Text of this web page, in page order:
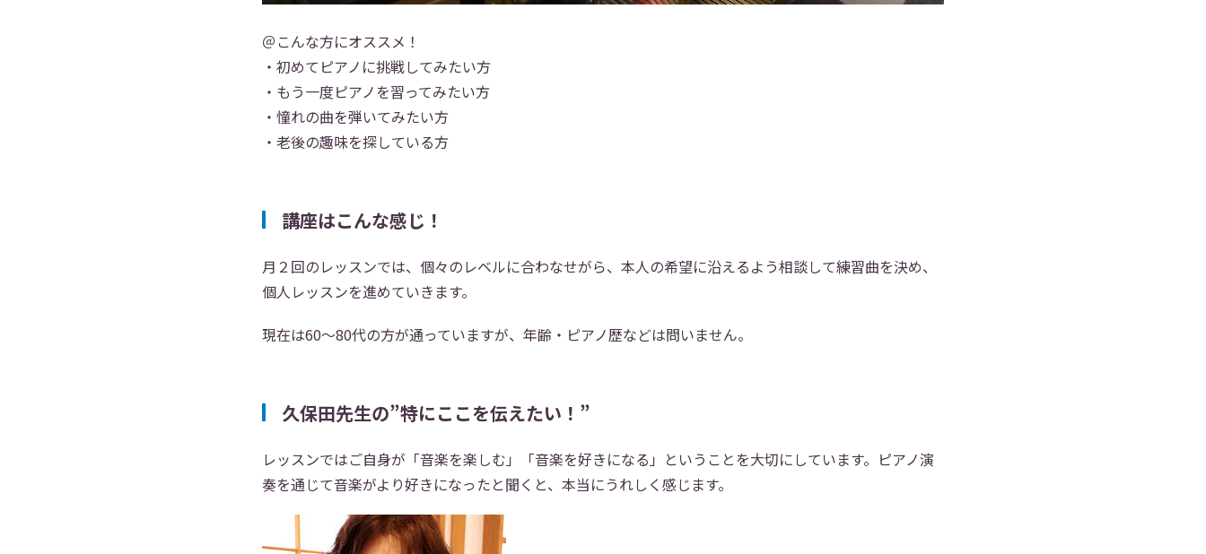
＠こんな方にオススメ！
・初めてピアノに挑戦してみたい方
・もう一度ピアノを習ってみたい方
・憧れの曲を弾いてみたい方
・老後の趣味を探している方
講座はこんな感じ！
月２回のレッスンでは、個々のレベルに合わなせがら、本人の希望に沿えるよう相談して練習曲を決め、
個人レッスンを進めていきます。
現在は60〜80代の方が通っていますが、年齢・ピアノ歴などは問いません。
久保田先生の”特にここを伝えたい！”
レッスンではご自身が「音楽を楽しむ」「音楽を好きになる」ということを大切にしています。ピアノ演
奏を通じて音楽がより好きになったと聞くと、本当にうれしく感じます。